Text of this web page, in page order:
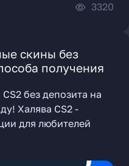
3320
скины без
получения
без депозита на
Халява CS2 -
для любителей